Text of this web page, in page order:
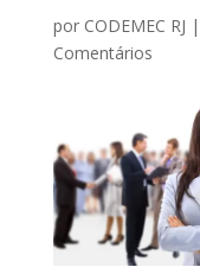
por CODEMEC RJ |
Comentários